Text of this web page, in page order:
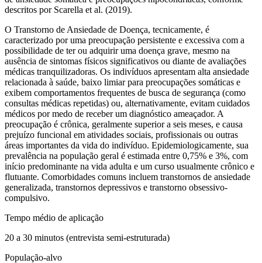
descritos por Scarella et al. (2019).
O Transtorno de Ansiedade de Doença, tecnicamente, é
caracterizado por uma preocupação persistente e excessiva com a
possibilidade de ter ou adquirir uma doença grave, mesmo na
ausência de sintomas físicos significativos ou diante de avaliações
médicas tranquilizadoras. Os indivíduos apresentam alta ansiedade
relacionada à saúde, baixo limiar para preocupações somáticas e
exibem comportamentos frequentes de busca de segurança (como
consultas médicas repetidas) ou, alternativamente, evitam cuidados
médicos por medo de receber um diagnóstico ameaçador. A
preocupação é crônica, geralmente superior a seis meses, e causa
prejuízo funcional em atividades sociais, profissionais ou outras
áreas importantes da vida do indivíduo. Epidemiologicamente, sua
prevalência na população geral é estimada entre 0,75% e 3%, com
início predominante na vida adulta e um curso usualmente crônico e
flutuante. Comorbidades comuns incluem transtornos de ansiedade
generalizada, transtornos depressivos e transtorno obsessivo-
compulsivo.
Tempo médio de aplicação
20 a 30 minutos (entrevista semi-estruturada)
População-alvo